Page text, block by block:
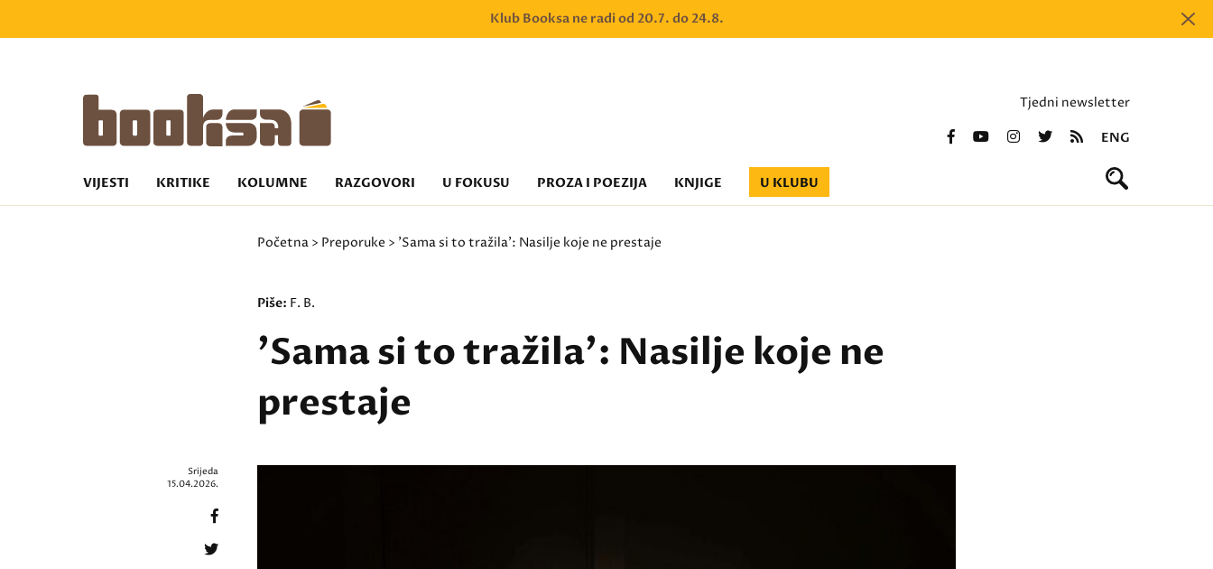
Klub Booksa ne radi od 20.7. do 24.8.
Tjedni newsletter
ENG
VIJESTI KRITIKE KOLUMNE RAZGOVORI U FOKUSU PROZA I POEZIJA KNJIGE U KLUBU
Početna > Preporuke > 'Sama si to tražila': Nasilje koje ne prestaje
Piše: F. B.
'Sama si to tražila': Nasilje koje ne
prestaje
Srijeda
15.04.2026.